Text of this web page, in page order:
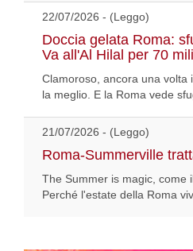
22/07/2026 - (Leggo)
Doccia gelata Roma:
Va all'Al Hilal per 70
Clamoroso, ancora una volta
la meglio. E la Roma vede
21/07/2026 - (Leggo)
Roma-Summerville
The Summer is magic, come
Perché l'estate della Roma